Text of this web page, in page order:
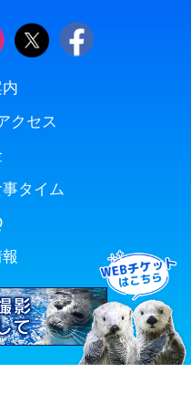
クセス
タイム